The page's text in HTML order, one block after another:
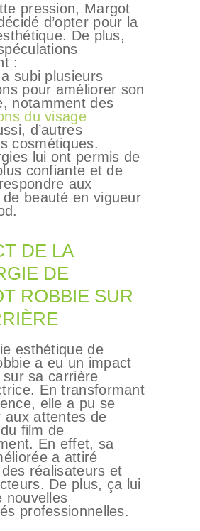
pression, Margot
d’opter pour la
De plus,
:
a subi plusieurs
pour améliorer son
notamment des
du visage
d’autres
cosmétiques.
lui ont permis de
confiante et de
aux
beauté en vigueur
DE LA
DE
ROBBIE SUR
esthétique de
a eu un impact
sa carrière
En transformant
elle a pu se
aux attentes de
du film de
En effet, sa
a attiré
des réalisateurs et
De plus, ça lui
nouvelles
professionnelles.